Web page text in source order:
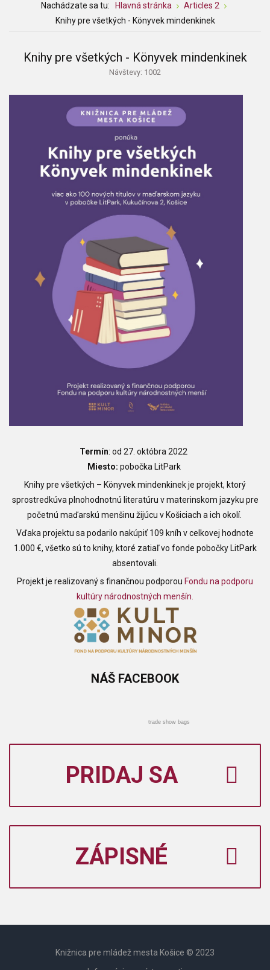
Nachádzate sa tu: Hlavná stránka
Articles 2
Knihy pre všetkých - Könyvek mindenkinek
Knihy pre všetkých - Könyvek mindenkinek
Návštevy: 1002
Termín: od 27. októbra 2022
Miesto: pobočka LitPark
Knihy pre všetkých – Könyvek mindenkinek je projekt, ktorý
sprostredkúva plnohodnotnú literatúru v materinskom jazyku pre
početnú maďarskú menšinu žijúcu v Košiciach a ich okolí.
Vďaka projektu sa podarilo nakúpiť 109 kníh v celkovej hodnote
1.000 €, všetko sú to knihy, ktoré zatiaľ vo fonde pobočky LitPark
absentovali.
Projekt je realizovaný s finančnou podporou Fondu na podporu
kultúry národnostných menšín.
NÁŠ FACEBOOK
trade show bags
PRIDAJ SA
ZÁPISNÉ
Knižnica pre mládež mesta Košice © 2023